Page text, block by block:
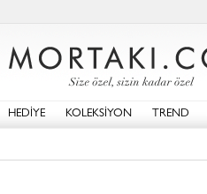
HEDİYE KOLEKSİYON TREND